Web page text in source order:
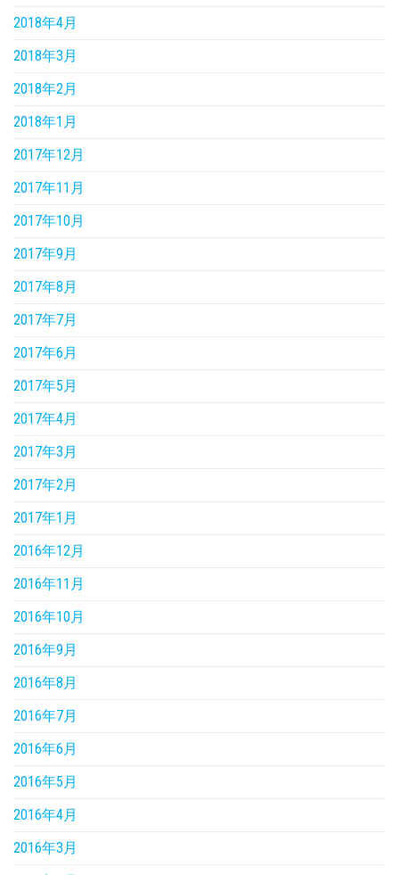
2018年4月
2018年3月
2018年2月
2018年1月
2017年12月
2017年11月
2017年10月
2017年9月
2017年8月
2017年7月
2017年6月
2017年5月
2017年4月
2017年3月
2017年2月
2017年1月
2016年12月
2016年11月
2016年10月
2016年9月
2016年8月
2016年7月
2016年6月
2016年5月
2016年4月
2016年3月